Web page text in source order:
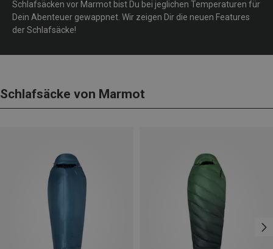
Schlafsäcken vor Marmot bist Du bei jeglichen Temperaturen für
Dein Abenteuer gewappnet. Wir zeigen Dir die neuen Features
der Schlafsäcke!
Schlafsäcke von Marmot